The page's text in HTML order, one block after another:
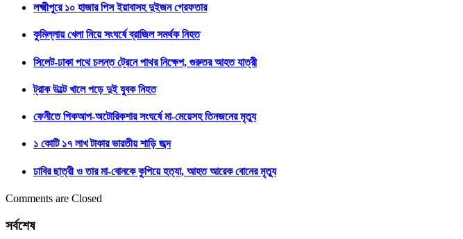
লক্ষ্মীপুরে ১০ হাজার পিস ইয়াবাসহ দুইজন গ্রেফতার
কুমিল্লায় খেলা নিয়ে সংঘর্ষে ব্রাজিল সমর্থক নিহত
সিলেট-ঢাকা পথে চলন্ত ট্রেনে পাথর নিক্ষেপ, গুরুতর আহত যাত্রী
ট্রাক উল্টে খালে পড়ে দুই যুবক নিহত
ফেনীতে পিকআপ-অটোরিকশার সংঘর্ষে মা-মেয়েসহ তিনজনের মৃত্যু
১ কোটি ১৭ লাখ টাকার ভারতীয় শাড়ি জব্দ
ঢাবির ছাত্রী ও তার মা-বোনকে কুপিয়ে হত্যা, আহত আরেক বোনের মৃত্যু
Comments are Closed
সর্বশেষ